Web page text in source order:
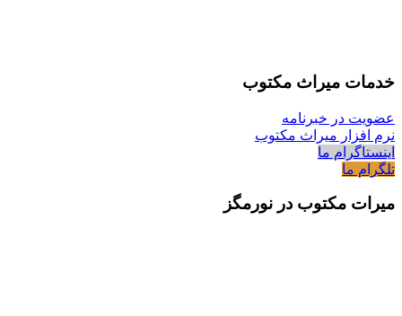
خدمات میراث مکتوب
عضویت در خبرنامه
نرم افزار میراث مکتوب
اینستاگرام ما
تلگرام ما
میرات مکتوب در نورمگز